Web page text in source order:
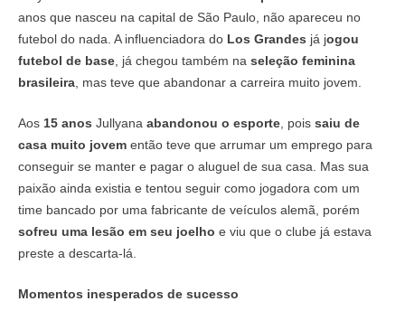
anos que nasceu na capital de São Paulo, não apareceu no
futebol do nada. A influenciadora do Los Grandes já jogou
futebol de base , já chegou também na seleção feminina
brasileira , mas teve que abandonar a carreira muito jovem.
Aos 15 anos Jullyana abandonou o esporte , pois saiu de
casa muito jovem então teve que arrumar um emprego para
conseguir se manter e pagar o aluguel de sua casa. Mas sua
paixão ainda existia e tentou seguir como jogadora com um
time bancado por uma fabricante de veículos alemã, porém
sofreu uma lesão em seu joelho e viu que o clube já estava
preste a descarta-lá.
Momentos inesperados de sucesso